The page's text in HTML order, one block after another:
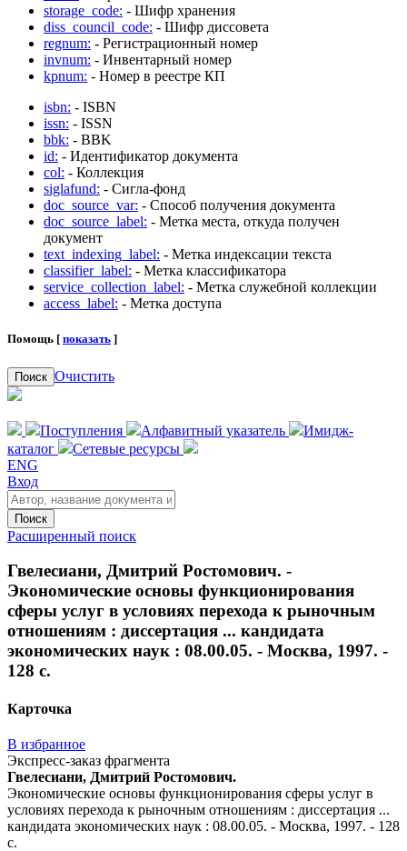
storage_code: - Шифр хранения
diss_council_code: - Шифр диссовета
regnum: - Регистрационный номер
invnum: - Инвентарный номер
kpnum: - Номер в реестре КП
isbn: - ISBN
issn: - ISSN
bbk: - BBK
id: - Идентификатор документа
col: - Коллекция
siglafund: - Сигла-фонд
doc_source_var: - Способ получения документа
doc_source_label: - Метка места, откуда получен
документ
text_indexing_label: - Метка индексации текста
classifier_label: - Метка классификатора
service_collection_label: - Метка служебной коллекции
access_label: - Метка доступа
Помощь [ показать ]
Поиск Очистить
Поступления Алфавитный указатель
Имидж-
каталог
Сетевые ресурсы
ENG
Вход
Поиск
Расширенный поиск
Гвелесиани, Дмитрий Ростомович. -
Экономические основы функционирования
сферы услуг в условиях перехода к рыночным
отношениям : диссертация ... кандидата
экономических наук : 08.00.05. - Москва, 1997. -
128 с.
Карточка
В избранное
Экспресс-заказ фрагмента
Гвелесиани, Дмитрий Ростомович.
Экономические основы функционирования сферы услуг в
условиях перехода к рыночным отношениям : диссертация ...
кандидата экономических наук : 08.00.05. - Москва, 1997. - 128
с.